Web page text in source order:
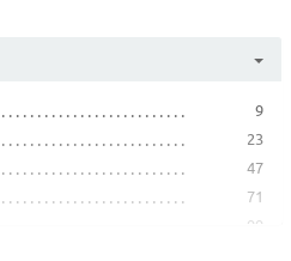
9
23
47
71
99